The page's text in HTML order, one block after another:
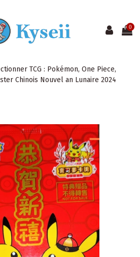
0
TCG : Pokémon, One Piece,
Chinois Nouvel an Lunaire 2024